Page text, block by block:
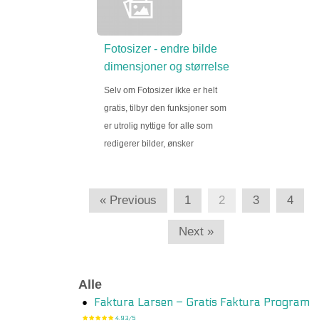
Fotosizer - endre bilde
dimensjoner og størrelse
Selv om Fotosizer ikke er helt
gratis, tilbyr den funksjoner som
er utrolig nyttige for alle som
redigerer bilder, ønsker
« Previous 1 2 3 4
Next »
Alle
Faktura Larsen – Gratis Faktura Program
4.93/5